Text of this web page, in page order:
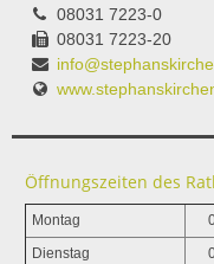
08031 7223-0
08031 7223-20
Öffnungszeiten des
Montag
Dienstag